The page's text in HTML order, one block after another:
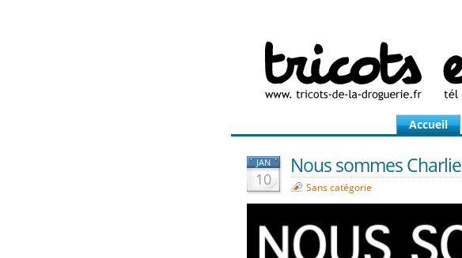
Accueil
JAN
10
Nous sommes Charlie
Sans catégorie